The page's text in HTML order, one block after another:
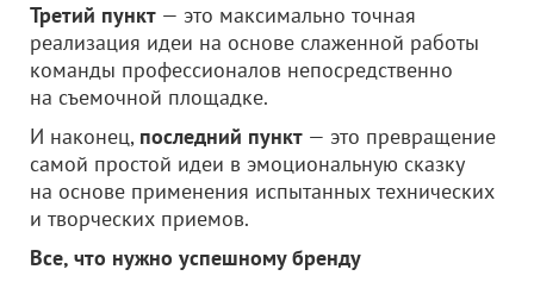
Третий пункт — это максимально точная
реализация идеи на основе слаженной работы
команды профессионалов непосредственно
на съемочной площадке.
И наконец, последний пункт — это превращение
самой простой идеи в эмоциональную сказку
на основе применения испытанных технических
и творческих приемов.
Все, что нужно успешному бренду